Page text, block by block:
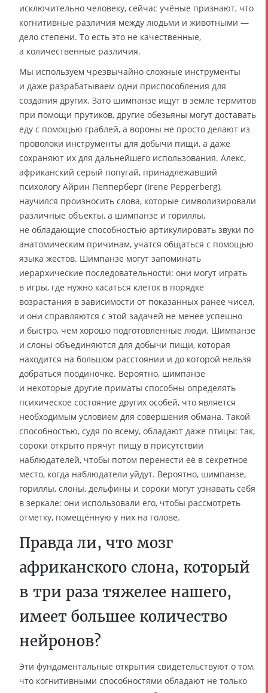
исключительно человеку, сейчас учёные признают, что
когнитивные различия между людьми и животными —
дело степени. То есть это не качественные,
а количественные различия.
Мы используем чрезвычайно сложные инструменты
и даже разрабатываем одни приспособления для
создания других. Зато шимпанзе ищут в земле термитов
при помощи прутиков, другие обезьяны могут доставать
еду с помощью граблей, а вороны не просто делают из
проволоки инструменты для добычи пищи, а даже
сохраняют их для дальнейшего использования. Алекс,
африканский серый попугай, принадлежавший
психологу Айрин Пепперберг (Irene Pepperberg),
научился произносить слова, которые символизировали
различные объекты, а шимпанзе и гориллы,
не обладающие способностью артикулировать звуки по
анатомическим причинам, учатся общаться с помощью
языка жестов. Шимпанзе могут запоминать
иерархические последовательности: они могут играть
в игры, где нужно касаться клеток в порядке
возрастания в зависимости от показанных ранее чисел,
и они справляются с этой задачей не менее успешно
и быстро, чем хорошо подготовленные люди. Шимпанзе
и слоны объединяются для добычи пищи, которая
находится на большом расстоянии и до которой нельзя
добраться поодиночке. Вероятно, шимпанзе
и некоторые другие приматы способны определять
психическое состояние других особей, что является
необходимым условием для совершения обмана. Такой
способностью, судя по всему, обладают даже птицы: так,
сороки открыто прячут пищу в присутствии
наблюдателей, чтобы потом перенести её в секретное
место, когда наблюдатели уйдут. Вероятно, шимпанзе,
гориллы, слоны, дельфины и сороки могут узнавать себя
в зеркале: они использовали его, чтобы рассмотреть
отметку, помещённую у них на голове.
Правда ли, что мозг
африканского слона, который
в три раза тяжелее нашего,
имеет большее количество
нейронов?
Эти фундаментальные открытия свидетельствуют о том,
что когнитивными способностями обладают не только